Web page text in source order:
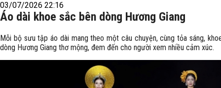
03/07/2026 22:16
Áo dài khoe sắc bên dòng Hương Giang
Mỗi bộ sưu tập áo dài mang theo một câu chuyện, cùng tỏa sáng,
dòng Hương Giang thơ mộng, đem đến cho người xem nhiều cảm xúc.